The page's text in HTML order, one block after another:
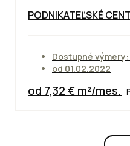
PODNIKATEĽSKÉ
Dostupné výmery:
od 01.02.2022
od 7,32 € m²/mes.